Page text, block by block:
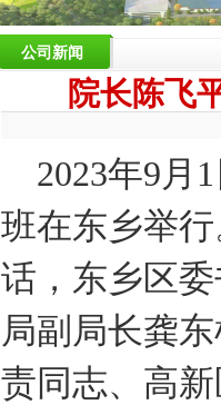
公司新闻
院长陈飞
2023年9月
班在东乡举
话，东乡区
局副局长龚
责同志、高